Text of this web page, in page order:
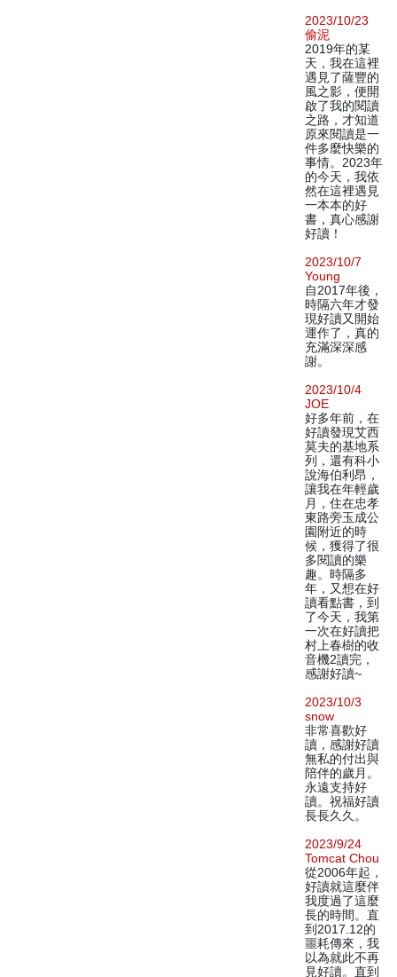
2023/10/23
偷泥
2019年的某
天，我在這裡
遇見了薩豐的
風之影，便開
啟了我的閱讀
之路，才知道
原來閱讀是一
件多麼快樂的
事情。2023年
的今天，我依
然在這裡遇見
一本本的好
書，真心感謝
好讀！
2023/10/7
Young
自2017年後，
時隔六年才發
現好讀又開始
運作了，真的
充滿深深感
謝。
2023/10/4
JOE
好多年前，在
好讀發現艾西
莫夫的基地系
列，還有科小
說海伯利昂，
讓我在年輕歲
月，住在忠孝
東路旁玉成公
園附近的時
候，獲得了很
多閱讀的樂
趣。時隔多
年，又想在好
讀看點書，到
了今天，我第
一次在好讀把
村上春樹的收
音機2讀完，
感謝好讀~
2023/10/3
snow
非常喜歡好
讀，感謝好讀
無私的付出與
陪伴的歲月。
永遠支持好
讀。祝福好讀
長長久久。
2023/9/24
Tomcat Chou
從2006年起，
好讀就這麼伴
我度過了這麼
長的時間。直
到2017.12的
噩耗傳來，我
以為就此不再
見好讀。直到